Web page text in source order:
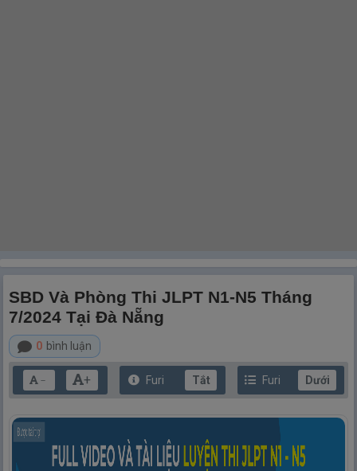
SBD Và Phòng Thi JLPT N1-N5 Tháng
7/2024 Tại Đà Nẵng
0 bình luận
－ + Furi Tắt Furi Dưới